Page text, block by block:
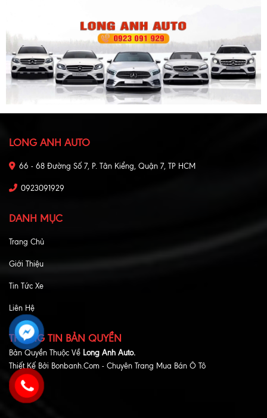
LONG ANH AUTO
66 - 68 Đường Số 7, P. Tân Kiểng, Quận 7, TP HCM
0923091929
DANH MỤC
Trang Chủ
Giới Thiệu
Tin Tức Xe
Liên Hệ
THÔNG TIN BẢN QUYỀN
Bản Quyền Thuộc Về Long Anh Auto.
Thiết Kế Bởi Bonbanh.com - Chuyên Trang Mua Bán Ô Tô